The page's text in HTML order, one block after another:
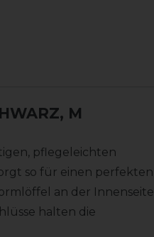
M
pflegeleichten
so für einen perfekten
an der Innenseite
halten die